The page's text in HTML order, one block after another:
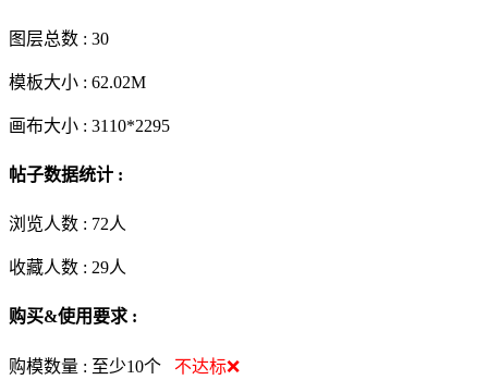
图层总数 : 30
模板大小 : 62.02M
画布大小 : 3110*2295
帖子数据统计 :
浏览人数 : 72人
收藏人数 : 29人
购买&使用要求 :
购模数量 : 至少10个 不达标❌